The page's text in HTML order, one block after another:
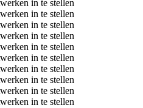
in te stellen
in te stellen
in te stellen
in te stellen
in te stellen
in te stellen
in te stellen
in te stellen
in te stellen
in te stellen